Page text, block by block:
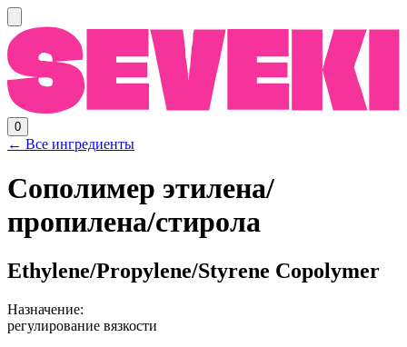
0
← Все ингредиенты
Сополимер этилена/
пропилена/стирола
Ethylene/Propylene/Styrene Copolymer
Назначение:
регулирование вязкости